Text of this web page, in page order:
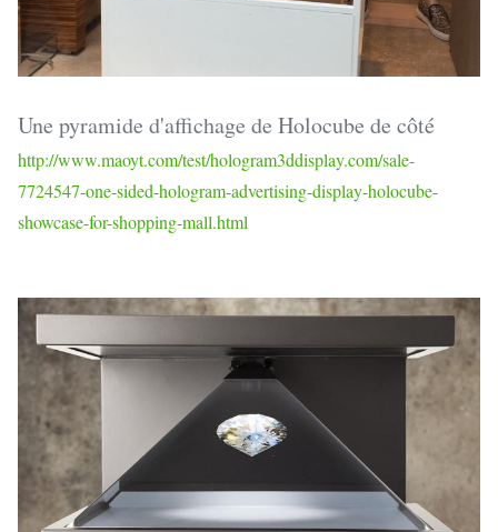
Une pyramide d'affichage de Holocube de côté
http://www.maoyt.com/test/hologram3ddisplay.com/sale-
7724547-one-sided-hologram-advertising-display-holocube-
showcase-for-shopping-mall.html